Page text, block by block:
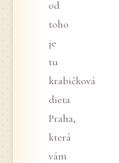
od
toho
je
tu
krabičková
dieta
Praha,
která
vám